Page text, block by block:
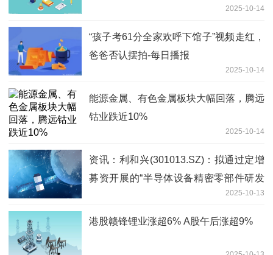
2025-10-14
“孩子考61分全家欢呼下馆子”视频走红，
爸爸否认摆拍-每日播报
2025-10-14
能源金属、有色金属板块大幅回落，腾远
钴业跌近10%
2025-10-14
资讯：利和兴(301013.SZ)：拟通过定增
募资开展的“半导体设备精密零部件研发
及产业化项目”目前处于前期筹备阶段
2025-10-13
港股赣锋锂业涨超6% A股午后涨超9%